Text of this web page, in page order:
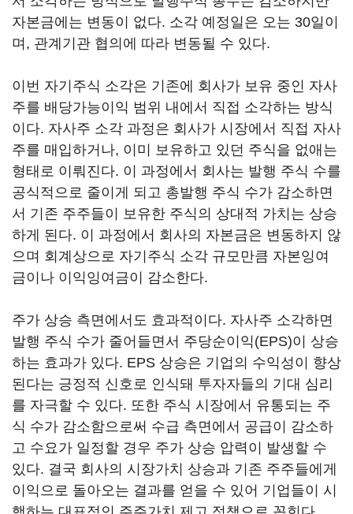
자본금에는 변동이 없다. 소각 예정일은 오는 30일이
며, 관계기관 협의에 따라 변동될 수 있다.
이번 자기주식 소각은 기존에 회사가 보유 중인 자사
주를 배당가능이익 범위 내에서 직접 소각하는 방식
이다. 자사주 소각 과정은 회사가 시장에서 직접 자사
주를 매입하거나, 이미 보유하고 있던 주식을 없애는
형태로 이뤄진다. 이 과정에서 회사는 발행 주식 수를
공식적으로 줄이게 되고 총발행 주식 수가 감소하면
서 기존 주주들이 보유한 주식의 상대적 가치는 상승
하게 된다. 이 과정에서 회사의 자본금은 변동하지 않
으며 회계상으로 자기주식 소각 규모만큼 자본잉여
금이나 이익잉여금이 감소한다.
주가 상승 측면에서도 효과적이다. 자사주 소각하면
발행 주식 수가 줄어들면서 주당순이익(EPS)이 상승
하는 효과가 있다. EPS 상승은 기업의 수익성이 향상
된다는 긍정적 신호로 인식돼 투자자들의 기대 심리
를 자극할 수 있다. 또한 주식 시장에서 유통되는 주
식 수가 감소함으로써 수급 측면에서 공급이 감소하
고 수요가 일정할 경우 주가 상승 압력이 발생할 수
있다. 결국 회사의 시장가치 상승과 기존 주주들에게
이익으로 돌아오는 결과를 얻을 수 있어 기업들이 시